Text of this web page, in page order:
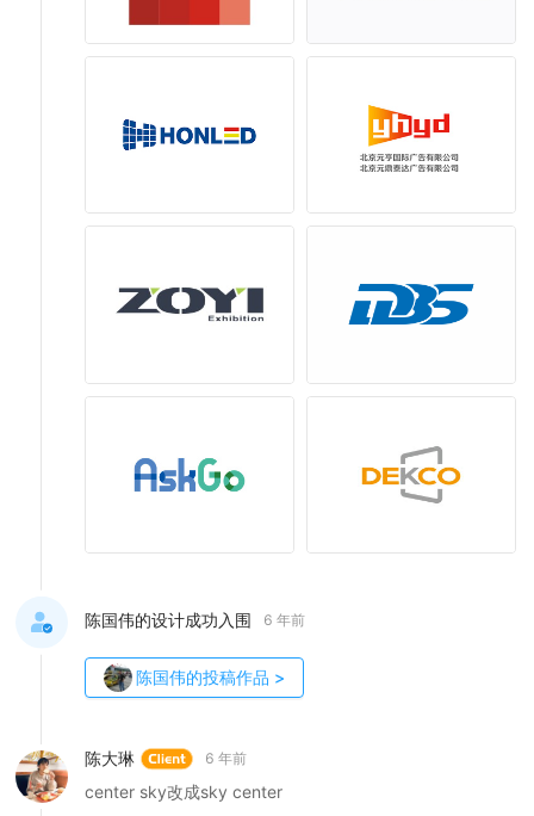
陈国伟的设计成功入围 6 年前
陈国伟的投稿作品 >
陈大琳 6 年前
center sky改成sky center